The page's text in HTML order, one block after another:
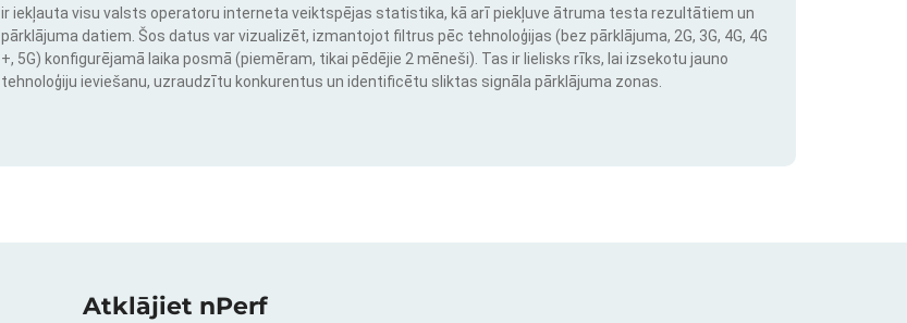
ir iekļauta visu valsts operatoru interneta veiktspējas statistika, kā arī piekļuve ātruma testa rezultātiem un
pārklājuma datiem. Šos datus var vizualizēt, izmantojot filtrus pēc tehnoloģijas (bez pārklājuma, 2G, 3G, 4G, 4G
+, 5G) konfigurējamā laika posmā (piemēram, tikai pēdējie 2 mēneši). Tas ir lielisks rīks, lai izsekotu jauno
tehnoloģiju ieviešanu, uzraudzītu konkurentus un identificētu sliktas signāla pārklājuma zonas.
Atklājiet nPerf